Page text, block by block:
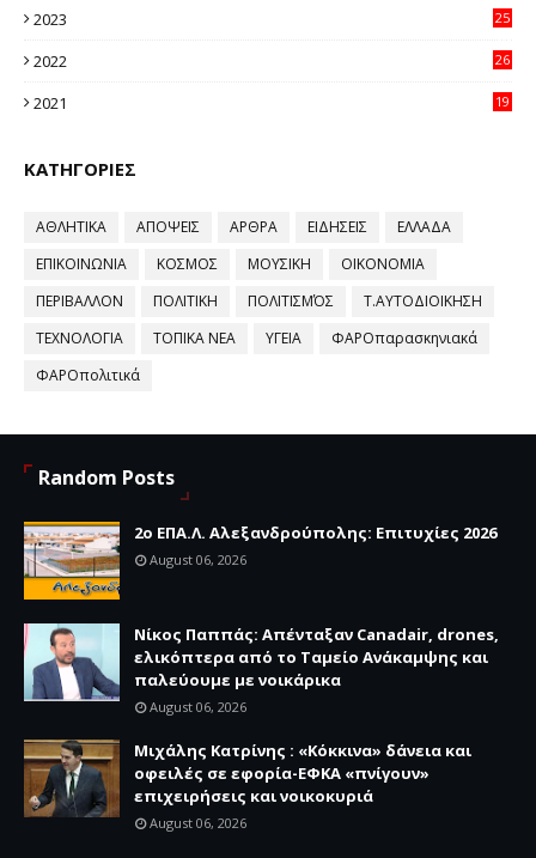
2023
25
2022
26
2021
19
ΚΑΤΗΓΟΡΙΕΣ
ΑΘΛΗΤΙΚΑ ΑΠΟΨΕΙΣ ΑΡΘΡΑ ΕΙΔΗΣΕΙΣ
ΕΛΛΑΔΑ
ΕΠΙΚΟΙΝΩΝΙΑ
ΚΟΣΜΟΣ ΜΟΥΣΙΚΗ
ΟΙΚΟΝΟΜΙΑ
ΠΕΡΙΒΑΛΛΟΝ
ΠΟΛΙΤΙΚΗ ΠΟΛΙΤΙΣΜΌΣ
Τ.ΑΥΤΟΔΙΟΙΚΗΣΗ
ΤΕΧΝΟΛΟΓΙΑ
ΤΟΠΙΚΑ ΝΕΑ ΥΓΕΙΑ
ΦΑΡΟπαρασκηνιακά
ΦΑΡΟπολιτικά
Random Posts
2ο ΕΠΑ.Λ. Αλεξανδρούπολης: Επιτυχίες 2026
August 06, 2026
Νίκος Παππάς: Απένταξαν Canadair, drones,
ελικόπτερα από το Ταμείο Ανάκαμψης και
παλεύουμε με νοικάρικα
August 06, 2026
Μιχάλης Κατρίνης : «Κόκκινα» δάνεια και
οφειλές σε εφορία-ΕΦΚΑ «πνίγουν»
επιχειρήσεις και νοικοκυριά
August 06, 2026